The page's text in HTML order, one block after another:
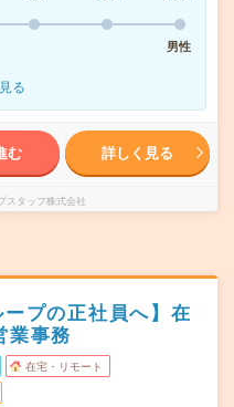
男性
る
む 詳しく見る
スタッフ株式会社
プの正社員へ】在
業事務
在宅・リモート